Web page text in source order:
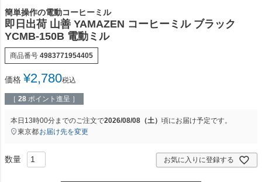
簡単操作の電動コーヒーミル
即日出荷 山善 YAMAZEN コーヒーミル ブラック
YCMB-150B 電動ミル
商品番号 4983771954405
価格 ¥2,780税込
［ 28 ポイント進呈 ］
本日 13時00分までのご注文で2026/08/08（土） 頃にお届け予定です。
東京都お届け先を変更
お気に入りに登録する